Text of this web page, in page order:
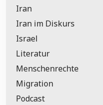
Iran
Iran im Diskurs
Israel
Literatur
Menschenrechte
Migration
Podcast